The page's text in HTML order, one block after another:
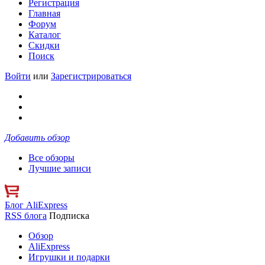
Регистрация
Главная
Форум
Каталог
Скидки
Поиск
Войти или Зарегистрироваться
Добавить обзор
Все обзоры
Лучшие записи
Блог AliExpress
RSS блога Подписка
Обзор
AliExpress
Игрушки и подарки